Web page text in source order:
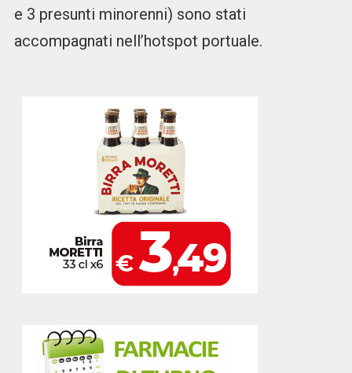
e 3 presunti minorenni) sono stati
accompagnati nell’hotspot portuale.